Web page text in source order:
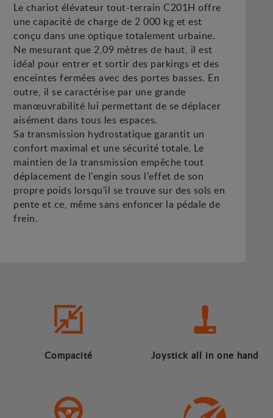
Le chariot élévateur tout-terrain C201H offre
une capacité de charge de 2 000 kg et est
conçu dans une optique totalement urbaine.
Ne mesurant que 2,09 mètres de haut, il est
idéal pour entrer et sortir des parkings et des
enceintes fermées avec des portes basses. En
outre, il se caractérise par une grande
manœuvrabilité lui permettant de se déplacer
aisément dans tous les espaces.
Sa transmission hydrostatique garantit un
confort maximal et une sécurité totale. Le
maintien de la transmission empêche tout
déplacement de l'engin sous l'effet de son
propre poids lorsqu'il se trouve sur des sols en
pente et ce, même sans enfoncer la pédale de
frein.
Compacité Joystick all in one hand